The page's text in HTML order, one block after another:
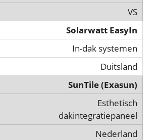
VS
Solarwatt EasyIn
In-dak systemen
Duitsland
SunTile (Exasun)
Esthetisch
dakintegratiepaneel
Nederland